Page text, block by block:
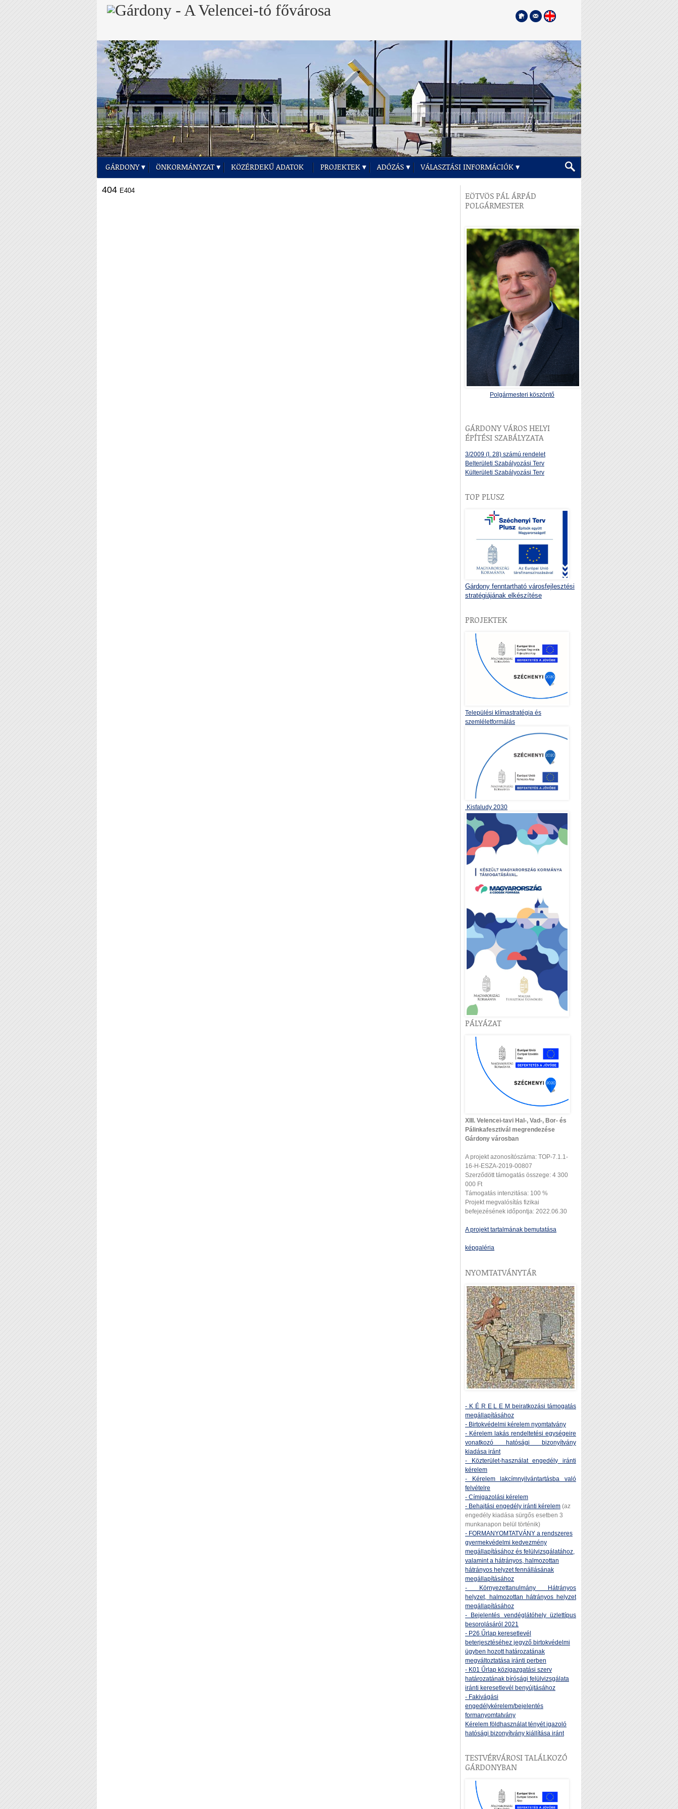
GÁRDONY ÖNKORMÁNYZAT KÖZÉRDEKŰ ADATOK PROJEKTEK ADÓZÁS VÁLASZTÁSI INFORMÁCIÓK
404 E404
EÖTVÖS PÁL ÁRPÁD
POLGÁRMESTER
Polgármesteri köszöntő
GÁRDONY VÁROS HELYI
ÉPÍTÉSI SZABÁLYZATA
3/2009 (I. 28) számú rendelet
Belterületi Szabályozási Terv
Külterületi Szabályozási Terv
TOP PLUSZ
Gárdony fenntartható városfejlesztési
stratégiájának elkészítése
PROJEKTEK
Települési klímastratégia és
szemléletformálás
Kisfaludy 2030
PÁLYÁZAT
XIII. Velencei-tavi Hal-, Vad-, Bor- és
Pálinkafesztivál megrendezése
Gárdony városban
A projekt azonosítószáma: TOP-7.1.1-
16-H-ESZA-2019-00807
Szerződött támogatás összege: 4 300
000 Ft
Támogatás intenzitása: 100 %
Projekt megvalósítás fizikai
befejezésének időpontja: 2022.06.30
A projekt tartalmának bemutatása
képgaléria
NYOMTATVÁNYTÁR
- K É R E L E M beiratkozási támogatás
megállapításához
- Birtokvédelmi kérelem nyomtatvány
- Kérelem lakás rendeltetési egységeire
vonatkozó hatósági bizonyítvány
kiadása iránt
- Közterület-használat engedély iránti
kérelem
- Kérelem lakcímnyilvántartásba való
felvételre
- Címigazolási kérelem
- Behajtási engedély iránti kérelem (az
engedély kiadása sürgős esetben 3
munkanapon belül történik)
- FORMANYOMTATVÁNY a rendszeres
gyermekvédelmi kedvezmény
megállapításához és felülvizsgálatához,
valamint a hátrányos, halmozottan
hátrányos helyzet fennállásának
megállapításához
- Környezettanulmány Hátrányos
helyzet, halmozottan hátrányos helyzet
megállapításához
- Bejelentés vendéglátóhely üzlettípus
besorolásáról 2021
- P26 Űrlap keresetlevél
beterjesztéséhez jegyző birtokvédelmi
ügyben hozott határozatának
megváltoztatása iránti perben
- K01 Űrlap közigazgatási szerv
határozatának bírósági felülvizsgálata
iránti keresetlevél benyújtásához
- Fakivágási
engedélykérelem/bejelentés
formanyomtatvány
Kérelem földhasználat tényét igazoló
hatósági bizonyítvány kiállítása iránt
TESTVÉRVÁROSI TALÁLKOZÓ
GÁRDONYBAN